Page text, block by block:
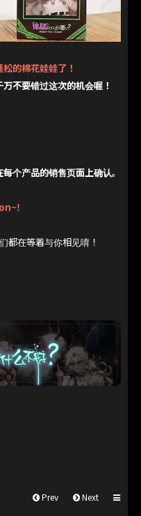
的棉花娃娃了！
万不要错过这次的机会喔！
每个产品的销售页面上确认。
都在等着与你相见唷！
Prev Next